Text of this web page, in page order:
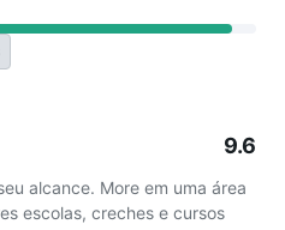
9.6
alcance. More em uma área
escolas, creches e cursos